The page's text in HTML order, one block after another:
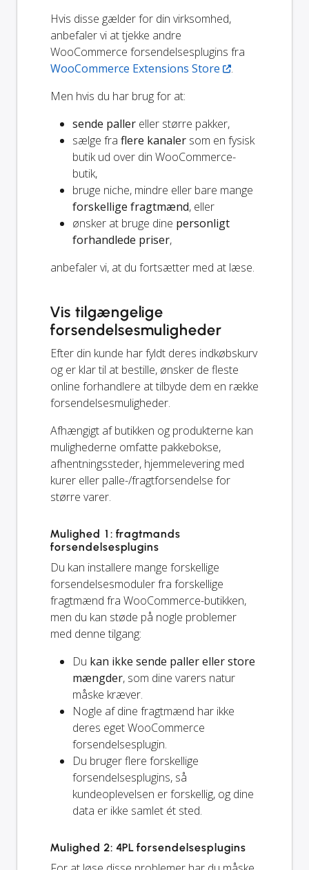
Hvis disse gælder for din virksomhed,
anbefaler vi at tjekke andre
WooCommerce forsendelsesplugins fra
WooCommerce Extensions Store
.
Men hvis du har brug for at:
sende paller eller større pakker,
sælge fra flere kanaler som en fysisk
butik ud over din WooCommerce-
butik,
bruge niche, mindre eller bare mange
forskellige fragtmænd, eller
ønsker at bruge dine personligt
forhandlede priser,
anbefaler vi, at du fortsætter med at læse.
Vis tilgængelige
forsendelsesmuligheder
Efter din kunde har fyldt deres indkøbskurv
og er klar til at bestille, ønsker de fleste
online forhandlere at tilbyde dem en række
forsendelsesmuligheder.
Afhængigt af butikken og produkterne kan
mulighederne omfatte pakkebokse,
afhentningssteder, hjemmelevering med
kurer eller palle-/fragtforsendelse for
større varer.
Mulighed 1: fragtmands
forsendelsesplugins
Du kan installere mange forskellige
forsendelsesmoduler fra forskellige
fragtmænd fra WooCommerce-butikken,
men du kan støde på nogle problemer
med denne tilgang:
Du kan ikke sende paller eller store
mængder, som dine varers natur
måske kræver.
Nogle af dine fragtmænd har ikke
deres eget WooCommerce
forsendelsesplugin.
Du bruger flere forskellige
forsendelsesplugins, så
kundeoplevelsen er forskellig, og dine
data er ikke samlet ét sted.
Mulighed 2: 4PL forsendelsesplugins